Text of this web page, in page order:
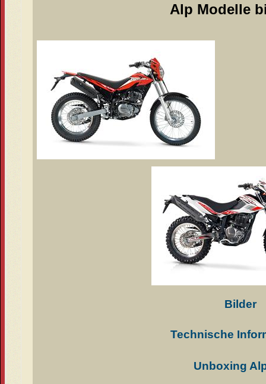
Alp Modelle
Bilder
Technische
Unboxing